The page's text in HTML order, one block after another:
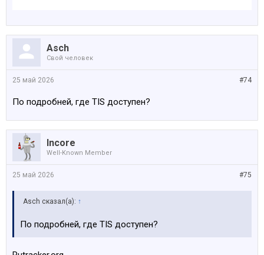
Asch
Свой человек
#74
25 май 2026
По подробней, где TIS доступен?
Incore
Well-Known Member
#75
25 май 2026
Asch сказал(а): ↑
По подробней, где TIS доступен?